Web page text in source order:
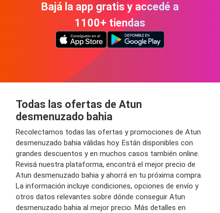
Bajá la app gratis y accedé a
1100+ tiendas
Todas las ofertas de Atun
desmenuzado bahia
Recolectamos todas las ofertas y promociones de Atun
desmenuzado bahia válidas hoy. Están disponibles con
grandes descuentos y en muchos casos también online.
Revisá nuestra plataforma, encontrá el mejor precio de
Atun desmenuzado bahia y ahorrá en tu próxima compra.
La información incluye condiciones, opciones de envío y
otros datos relevantes sobre dónde conseguir Atun
desmenuzado bahia al mejor precio. Más detalles en